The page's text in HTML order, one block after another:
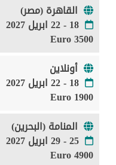
القاهرة (مصر)
18 - 22 ابريل 2027
3500 Euro
أونلاين
18 - 22 ابريل 2027
1900 Euro
المنامة (البحرين)
25 - 29 ابريل 2027
4900 Euro